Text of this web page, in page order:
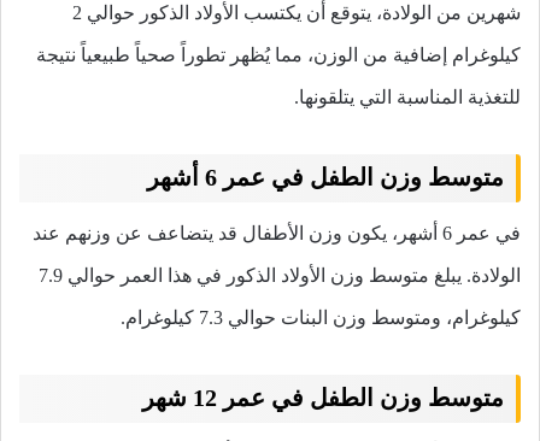
شهرين من الولادة، يتوقع أن يكتسب الأولاد الذكور حوالي 2
كيلوغرام إضافية من الوزن، مما يُظهر تطوراً صحياً طبيعياً نتيجة
للتغذية المناسبة التي يتلقونها.
متوسط وزن الطفل في عمر 6 أشهر
في عمر 6 أشهر، يكون وزن الأطفال قد يتضاعف عن وزنهم عند
الولادة. يبلغ متوسط وزن الأولاد الذكور في هذا العمر حوالي 7.9
كيلوغرام، ومتوسط وزن البنات حوالي 7.3 كيلوغرام.
متوسط وزن الطفل في عمر 12 شهر